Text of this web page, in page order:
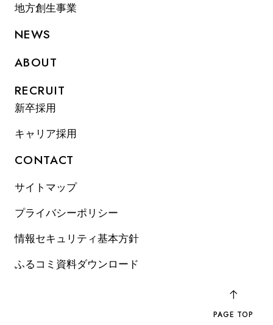
地方創生事業
NEWS
ABOUT
RECRUIT
新卒採用
キャリア採用
CONTACT
サイトマップ
プライバシーポリシー
情報セキュリティ基本方針
ふるコミ資料ダウンロード
PAGE TOP